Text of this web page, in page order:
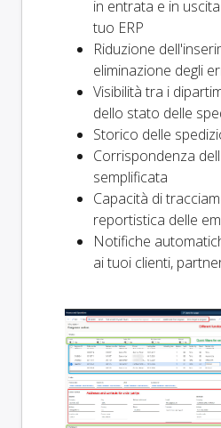
in entrata e in
tuo ERP
Riduzione
eliminazione degli
Visibilità tra i
dello stato delle
Storico delle
Corrispondenza
semplificata
Capacità di
reportistica delle
Notifiche
ai tuoi clienti,